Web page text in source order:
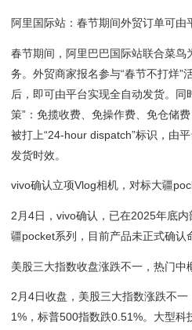
阿里国际站：春节期间外贸订单可由
春节期间，阿里巴巴国际站联合菜鸟
务。外贸商家报名参与“春节不打烊”
后，即可由平台实现全自动发货。同
策”：免揽收费、免操作费、免仓储
被打上“24-hour dispatch”标识，由
发货时效。
vivo确认立项Vlog相机，对标大疆
2月4日，vivo确认，已在2025年底
疆pocket系列，目前产品未正式确认
美股三大指数收盘涨跌不一，热门中
2月4日收盘，美股三大指数涨跌不
1%，标普500指数跌0.51%。大型科